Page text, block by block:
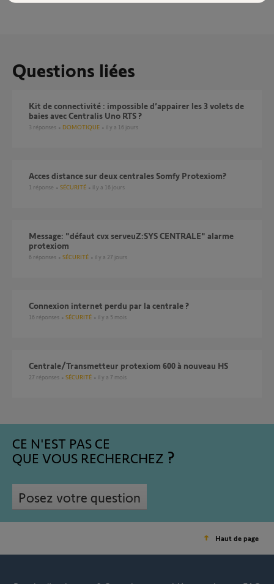
Questions liées
Kit de connectivité : impossible d’appairer les 3 volets de
baies avec Centralis Uno RTS ?
3 réponses DOMOTIQUE il y a 16 jours
Acces distance sur deux centrales Somfy Protexiom?
1 réponse SÉCURITÉ il y a 16 jours
Message: "défaut cvx serveuZ:SYS CENTRALE" alarme
protexiom
6 réponses SÉCURITÉ il y a 27 jours
Connexion internet perdu par la centrale ?
16 réponses SÉCURITÉ il y a 5 mois
Centrale/Transmetteur protexiom 600 à nouveau HS
27 réponses SÉCURITÉ il y a 7 mois
CE N'EST PAS CE
QUE VOUS RECHERCHEZ
Posez votre question
Haut de page